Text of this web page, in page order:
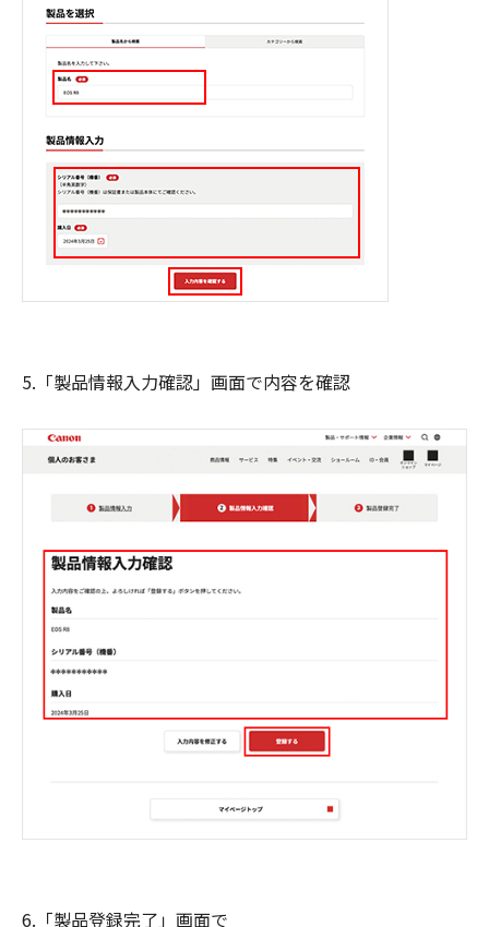
5.「製品情報入力確認」画面で内容を確認
6.「製品登録完了」画面で